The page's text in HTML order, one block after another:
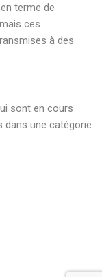
terme de
ces
à des
sont en cours
dans une catégorie.